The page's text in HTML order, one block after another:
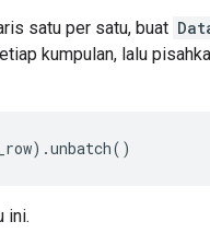
satu per satu, buat
kumpulan, lalu
).unbatch()
ini.